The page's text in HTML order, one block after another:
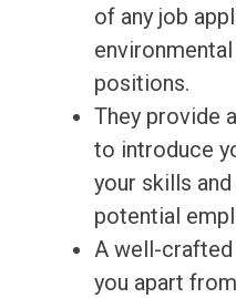
of any job
positions.
They provide
to introduce
your skills
potential
A well-
you apart